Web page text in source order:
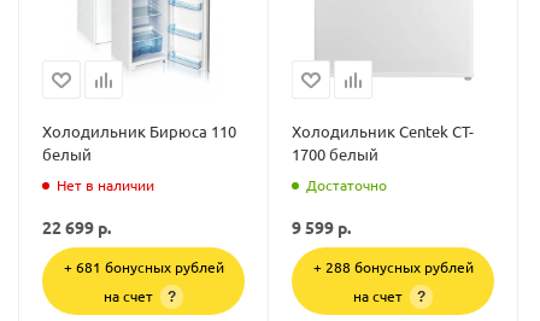
Холодильник Бирюса 110
белый
Нет в наличии
22 699 р.
+ 681 бонусных рублей
на счет
?
Холодильник Centek CT-
1700 белый
Достаточно
9 599 р.
+ 288 бонусных рублей
на счет
?